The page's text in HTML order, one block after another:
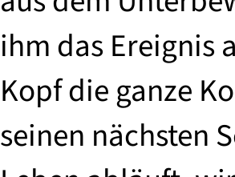
ihm das Ereignis
Kopf die ganze
seinen nächsten